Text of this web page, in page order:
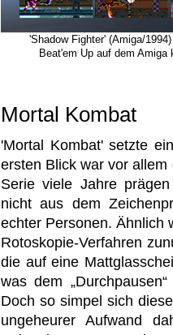
'Shadow Fighter' (Amiga/
Beat'em Up auf dem
Mortal Kombat
'Mortal Kombat' setzte
ersten Blick war vor
Serie viele Jahre
nicht aus dem
echter Personen. Ähnlich
Rotoskopie-Verfahren
die auf eine
was dem
Doch so simpel sich
ungeheurer Aufwand